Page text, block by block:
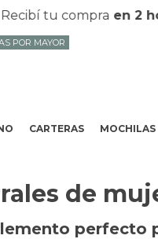
tu compraen 2
CARTERAS MOCHILAS
POR MAYOR
de
perfecto